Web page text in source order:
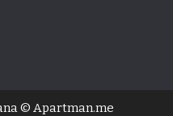
© Apartman.me